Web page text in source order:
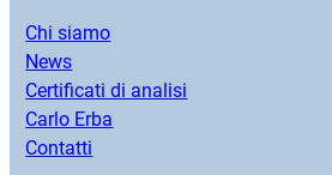
Chi siamo
News
Certificati di analisi
Carlo Erba
Contatti